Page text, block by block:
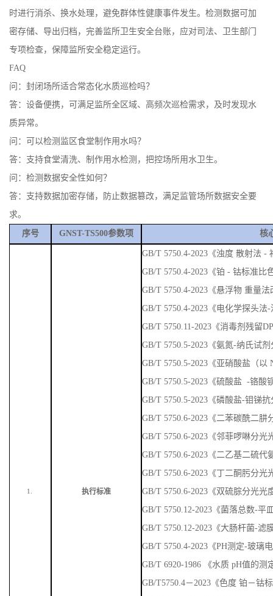
时进行消杀、换水处理，避免群体性健康事件发生。检测数据可加
密存储、导出归档，完善监所卫生安全台账，应对司法、卫生部门
专项检查，保障监所安全稳定运行。
FAQ
问：封闭场所适合常态化水质巡检吗？
答：设备便携，可满足监所全区域、高频次巡检需求，及时发现水
质异常。
问：可以检测监区食堂制作用水吗？
答：支持食堂清洗、制作用水检测，把控场所用水卫生。
问：检测数据安全性如何？
答：支持数据加密存储，防止数据篡改，满足监管场所数据安全要
求。
序号 GNST-TS500参数项 核
1. 执行标准
GB/T 5750.4-2023《浊度 散射法
GB/T 5750.4-2023《铂 - 钴标准比
GB/T 5750.4-2023《悬浮物 重量法
GB/T 5750.4-2023《电化学探头法
GB/T 5750.11-2023《消毒剂残留
GB/T 5750.5-2023《氨氮-纳氏试
GB/T 5750.5-2023《亚硝酸盐（
GB/T 5750.5-2023《硫酸盐 -铬酸
GB/T 5750.5-2023《磷酸盐-钼锑
GB/T 5750.6-2023《二苯碳酰二
GB/T 5750.6-2023《邻菲啰啉分光
GB/T 5750.6-2023《二乙基二硫
GB/T 5750.6-2023《丁二酮肟分光
GB/T 5750.6-2023《双硫腙分光光
GB/T 5750.12-2023《菌落总数-平
GB/T 5750.12-2023《大肠杆菌-滤
GB/T 5750.4-2023《PH测定-玻璃
GB/T 6920-1986 《水质 pH值的测
GB/T5750.4－2023《色度 铂－钴